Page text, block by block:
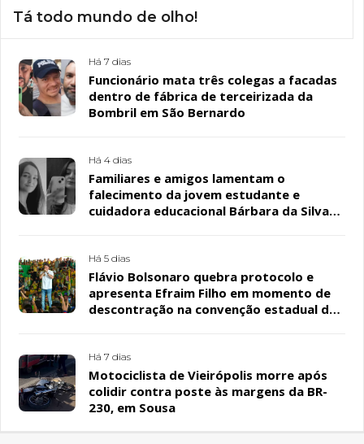
Tá todo mundo de olho!
Há 7 dias
Funcionário mata três colegas a facadas
dentro de fábrica de terceirizada da
Bombril em São Bernardo
Há 4 dias
Familiares e amigos lamentam o
falecimento da jovem estudante e
cuidadora educacional Bárbara da Silva
Há 5 dias
Flávio Bolsonaro quebra protocolo e
apresenta Efraim Filho em momento de
descontração na convenção estadual do
Há 7 dias
Motociclista de Vieirópolis morre após
colidir contra poste às margens da BR-
230, em Sousa